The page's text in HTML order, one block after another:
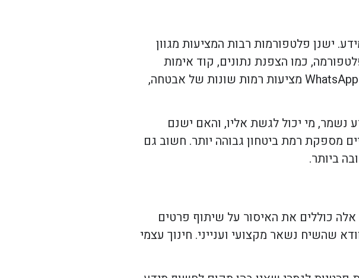
ישנן פלטפורמות רבות המציעות מגוון
כמו הצפנת נתונים, קוד אימות
דו-שלבי ופרוטוקולים אחרים המגנים על המידע. פלטפורמות ידועות כמו Slack, Telegram ו-WhatsApp מציעות רמות שונות של אבטחה,
נשמר, מי יכול לגשת אליו, והאם ישנם
מספקת רמת ביטחון גבוהה יותר. חשוב גם
ביותר.
כוללים את האיסור על שיתוף פרטים
שהשיח נשאר מקצועי וענייני. חינוך עצמי